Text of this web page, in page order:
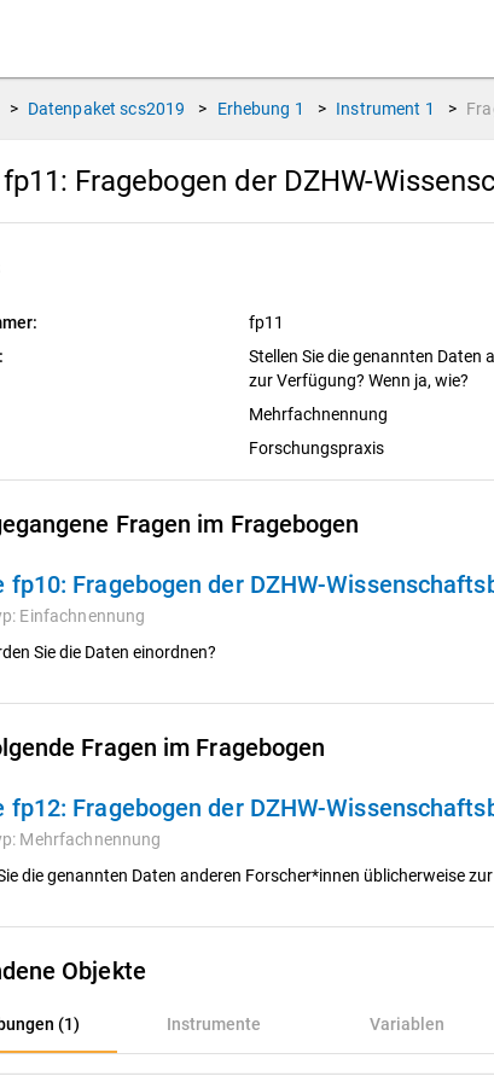
> Datenpaket scs2019 > Erhebung 1 > Instrument 1 >
Fragebogen der DZHW-
fp11
Stellen Sie die genannten Daten
zur Verfügung? Wenn ja, wie?
Mehrfachnennung
Forschungspraxis
Fragen im Fragebogen
fp10: Fragebogen der DZHW-
Einfachnennung
Sie die Daten einordnen?
Fragen im Fragebogen
fp12: Fragebogen der DZHW-
Mehrfachnennung
die genannten Daten anderen Forscher*innen üblicherweise
Objekte
(1) Instrumente Variablen
(1)